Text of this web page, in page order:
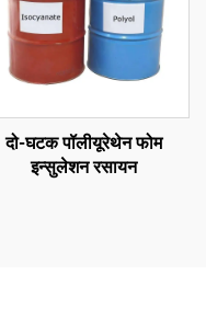
दो-घटक पॉलीयूरेथेन फोम
इन्सुलेशन रसायन